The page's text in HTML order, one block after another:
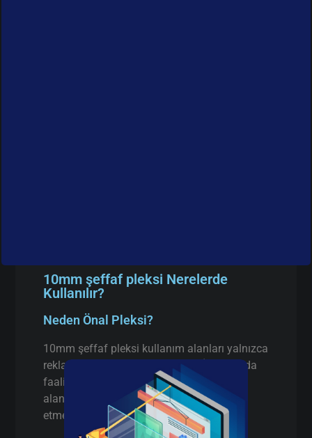
10mm şeffaf pleksi Nerelerde
Kullanılır?
Neden Önal Pleksi?
10mm şeffaf pleksi kullanım alanları yalnızca
reklam sektörüyle sınırlı değildir. İstanbul’da
faaliyet gösteren birçok firma aşağıdaki
alanlarda 10mm şeffaf pleksi tercih
etmektedir: